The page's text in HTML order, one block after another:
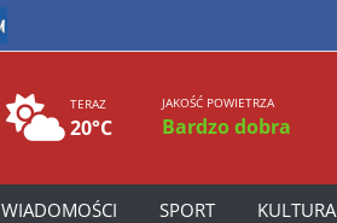
TERAZ
20°C
JAKOŚĆ POWIETRZA
Bardzo dobra
WIADOMOŚCI SPORT KULTURA